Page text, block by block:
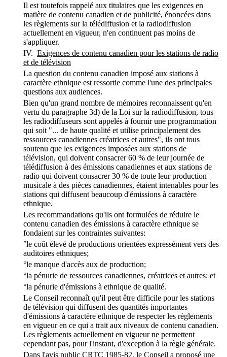
Il est toutefois rappelé aux titulaires que les exigences en
matière de contenu canadien et de publicité, énoncées dans
les règlements sur la télédiffusion et la radiodiffusion
actuellement en vigueur, n'en continuent pas moins de
s'appliquer.
IV. Exigences de contenu canadien pour les stations de radio
et de télévision
La question du contenu canadien imposé aux stations à
caractère ethnique est ressortie comme l'une des principales
questions aux audiences.
Bien qu'un grand nombre de mémoires reconnaissent qu'en
vertu du paragraphe 3d) de la Loi sur la radiodiffusion, tous
les radiodiffuseurs sont appelés à fournir une programmation
qui soit "... de haute qualité et utilise principalement des
ressources canadiennes créatrices et autres", ils ont tous
soutenu que les exigences imposées aux stations de
télévision, qui doivent consacrer 60 % de leur journée de
télédiffusion à des émissions canadiennes et aux stations de
radio qui doivent consacrer 30 % de toute leur production
musicale à des pièces canadiennes, étaient intenables pour les
stations qui diffusent beaucoup d'émissions à caractère
ethnique.
Les recommandations qu'ils ont formulées de réduire le
contenu canadien des émissions à caractère ethnique se
fondaient sur les contraintes suivantes:
°le coût élevé de productions orientées expressément vers des
auditoires ethniques;
°le manque d'accès aux de production;
°la pénurie de ressources canadiennes, créatrices et autres; et
°la pénurie d'émissions à ethnique de qualité.
Le Conseil reconnaît qu'il peut être difficile pour les stations
de télévision qui diffusent des quantités importantes
d'émissions à caractère ethnique de respecter les règlements
en vigueur en ce qui a trait aux niveaux de contenu canadien.
Les règlements actuellement en vigueur ne permettent
cependant pas, pour l'instant, d'exception à la règle générale.
Dans l'avis public CRTC 1985-82, le Conseil a proposé une